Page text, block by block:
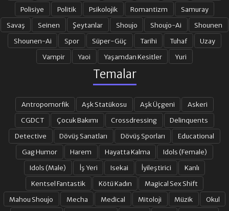
19. BÖLÜM 20. BÖLÜM
21. BÖLÜM 22. BÖLÜM
24. BÖLÜM
25. BÖLÜM 26. BÖLÜM
27. BÖLÜM 28. BÖLÜM
29. BÖLÜM 30. BÖLÜM
Polisiye
Politik Psikolojik Romantizm
Samuray
Savaş
Seinen Şeytanlar Shoujo Shoujo-Ai
Shounen
Shounen-Ai
Spor Süper-Güç Tarihi Tuhaf
Uzay
Vampir
Yaoi Yaşamdan Kesitler Yuri
Temalar
Antropomorfik Aşk Statükosu Aşk Üçgeni
Askeri
CGDCT
Çocuk Bakımı Crossdressing
Delinquents
Detective
Dövüş Sanatları Dövüş Sporları
Educational
Gag Humor
Harem Hayatta Kalma
Idols (Female)
Idols (Male)
İş Yeri Isekai İyileştirici
Kanlı
Kentsel Fantastik
Kötü Kadın
Magical Sex Shift
Mahou Shoujo
Mecha Medical Mitoloji Müzik
Okul